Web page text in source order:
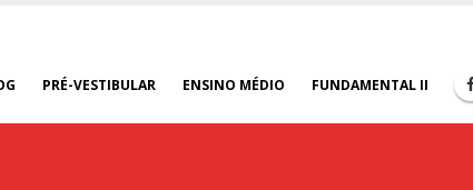
PRÉ-VESTIBULAR ENSINO MÉDIO FUNDAMENTAL II